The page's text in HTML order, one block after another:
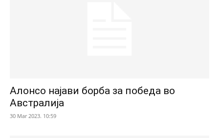
Алонсо најави борба за победа во
Австралија
30 Mar 2023. 10:59